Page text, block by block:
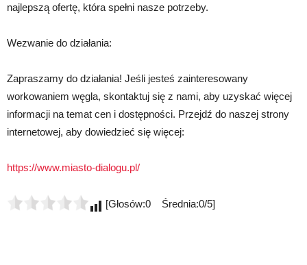
najlepszą ofertę, która spełni nasze potrzeby.
Wezwanie do działania:
Zapraszamy do działania! Jeśli jesteś zainteresowany
workowaniem węgla, skontaktuj się z nami, aby uzyskać więcej
informacji na temat cen i dostępności. Przejdź do naszej strony
internetowej, aby dowiedzieć się więcej:
https://www.miasto-dialogu.pl/
[Głosów:0 Średnia:0/5]